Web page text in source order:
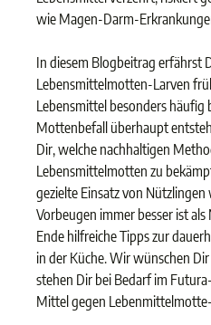
wie Magen-Darm-
In diesem Blogbeitrag erfährst
Lebensmittelmotten-Larven
Lebensmittel besonders
Mottenbefall überhaupt
Dir, welche nachhaltigen
Lebensmittelmotten zu
gezielte Einsatz von
Vorbeugen immer besser ist
Ende hilfreiche Tipps zur
in der Küche. Wir wünschen
stehen Dir bei Bedarf im
Mittel gegen